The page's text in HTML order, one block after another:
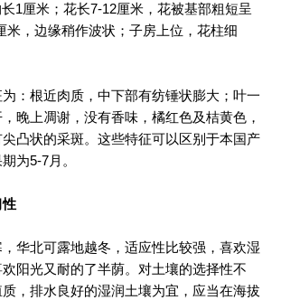
1厘米；花长7-12厘米，花被基部粗短呈
米，边缘稍作波状；子房上位，花柱细
根近肉质，中下部有纺锤状膨大；叶一
晚上凋谢，没有香味，橘红色及桔黄色，
凸状的采斑。这些特征可以区别于本国产
为5-7月。
性
北可露地越冬，适应性比较强，喜欢湿
阳光又耐的了半荫。对土壤的选择性不
，排水良好的湿润土壤为宜，应当在海拔